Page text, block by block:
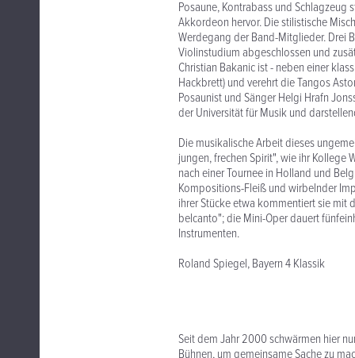
Posaune, Kontrabass und
Akkordeon hervor. Die stilistische
Werdegang der Band-Mitglieder. Drei
Violinstudium abgeschlossen und
Christian Bakanic ist - neben einer
Hackbrett) und verehrt die Tangos
Posaunist und Sänger Helgi Hrafn
der Universität für Musik und
Die musikalische Arbeit dieses
jungen, frechen Spirit", wie ihr
nach einer Tournee in Holland und
Kompositions-Fleiß und wirbelnder
ihrer Stücke etwa kommentiert sie mit
belcanto"; die Mini-Oper dauert
Instrumenten.
Roland Spiegel, Bayern 4 Klassik
Seit dem Jahr 2000 schwärmen hier
Bühnen, um gemeinsame Sache zu